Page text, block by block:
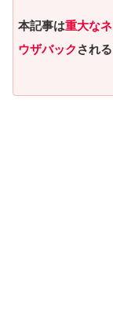
本記事は重大な
ウザバック され